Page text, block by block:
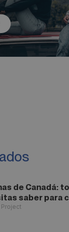
de Canadá:
saber para
Project